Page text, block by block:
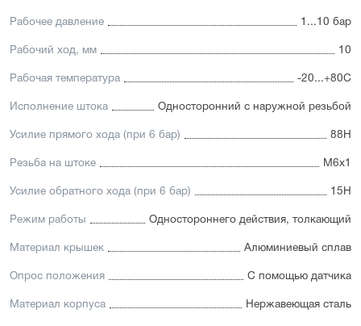
частиц в полость цилиндра
Рабочее давление 1...10 бар
Рабочий ход, мм 10
Рабочая температура -20...+80С
Исполнение штока Односторонний с наружной резьбой
Усилие прямого хода (при 6 бар) 88Н
Резьба на штоке М6х1
Усилие обратного хода (при 6 бар) 15Н
Режим работы Одностороннего действия, толкающий
Материал крышек Алюминиевый сплав
Опрос положения С помощью датчика
Материал корпуса Нержавеющая сталь